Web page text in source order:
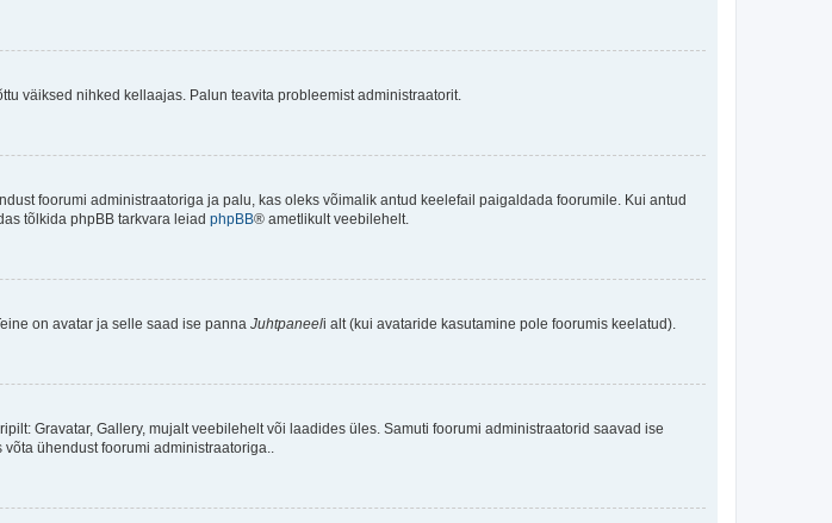
väiksed nihked kellaajas. Palun teavita probleemist administraatorit.
foorumi administraatoriga ja palu, kas oleks võimalik antud keelefail paigaldada foorumile. Kui antud
tõlkida phpBB tarkvara leiad phpBB® ametlikult veebilehelt.
on avatar ja selle saad ise panna Juhtpaneeli alt (kui avataride kasutamine pole foorumis keelatud).
Gravatar, Gallery, mujalt veebilehelt või laadides üles. Samuti foorumi administraatorid saavad ise
ühendust foorumi administraatoriga..